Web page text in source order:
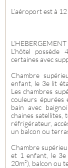
L’aéroport est à
L’HEBERGEMENT
L’hôtel
certaines avec
Chambre
enfant, le 3e lit
Les chambres
couleurs épurées
bain avec
chaines satellites,
réfrigérateur,
un balcon ou
Chambre
et 1 enfant, le
20m²), balcon ou